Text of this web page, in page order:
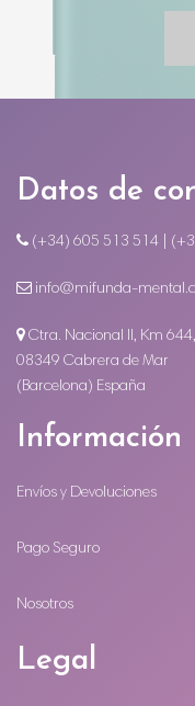
Datos de
(+34) 605 513 514 |
info@mifunda-
Ctra. Nacional II, Km
08349 Cabrera de Mar
(Barcelona) España
Información
Envíos y Devoluciones
Pago Seguro
Nosotros
Legal